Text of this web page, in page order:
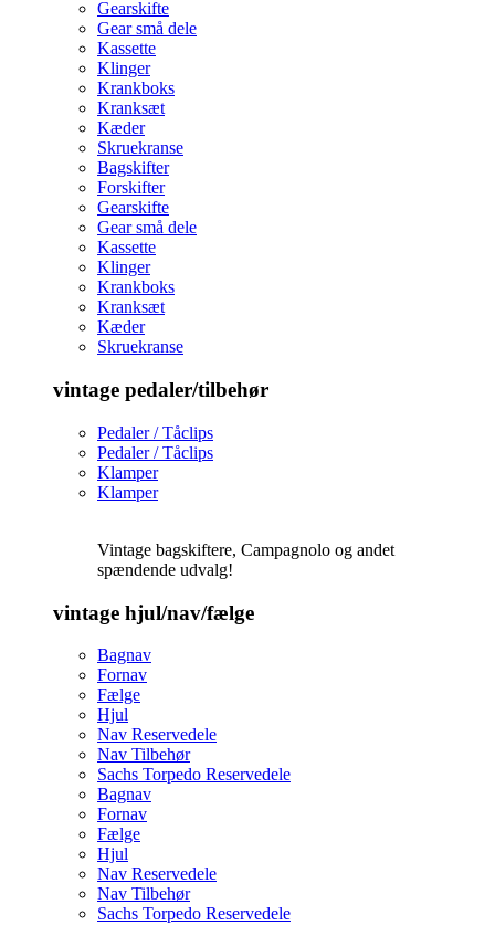
Gearskifte
Gear små dele
Kassette
Klinger
Krankboks
Kranksæt
Kæder
Skruekranse
Bagskifter
Forskifter
Gearskifte
Gear små dele
Kassette
Klinger
Krankboks
Kranksæt
Kæder
Skruekranse
vintage pedaler/tilbehør
Pedaler / Tåclips
Pedaler / Tåclips
Klamper
Klamper
Vintage bagskiftere, Campagnolo og andet
spændende udvalg!
vintage hjul/nav/fælge
Bagnav
Fornav
Fælge
Hjul
Nav Reservedele
Nav Tilbehør
Sachs Torpedo Reservedele
Bagnav
Fornav
Fælge
Hjul
Nav Reservedele
Nav Tilbehør
Sachs Torpedo Reservedele